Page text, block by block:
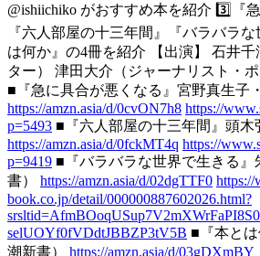
@ishiichiko がおすすめ本を紹介 3️⃣『
『六人部屋の十三年間』『バラバラ
は何か』の4冊を紹介 【出演】 石井千
ター） 津田大介（ジャーナリスト・
■『急に具合が悪くなる』宮野真生子
https://amzn.asia/d/0cvON7h8 https://
p=5493 ■『六人部屋の十三年間』頭木
https://amzn.asia/d/0fckMT4q https://
p=9419 ■『バラバラな世界で生きる
書） https://amzn.asia/d/02dgTTF0
book.co.jp/detail/000000887602026.html?
selUOYf0fVDdtJBBZP3tV5B ■『本と
潮新書） https://amzn.asia/d/03gDXmBY